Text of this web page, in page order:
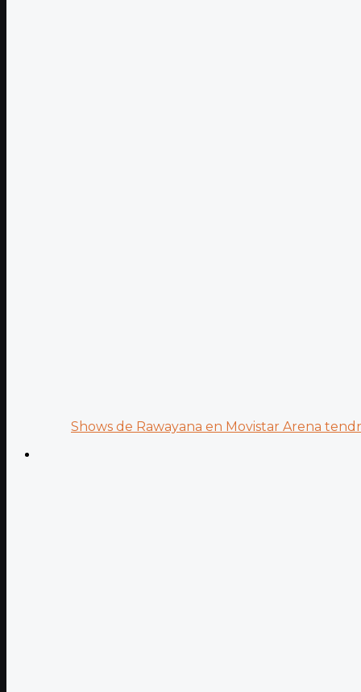
Shows de Rawayana en Movistar Arena